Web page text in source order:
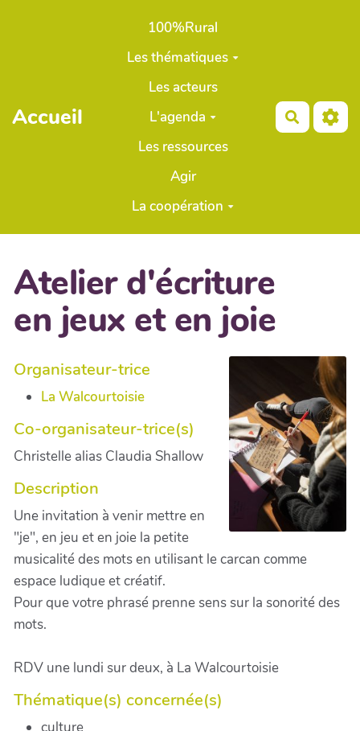
Aller au contenu principal
Accueil
100%Rural
Les thématiques
Les acteurs
L'agenda
Les ressources
Agir
La coopération
Atelier d'écriture
en jeux et en joie
Organisateur-trice
La Walcourtoisie
Co-organisateur-trice(s)
Christelle alias Claudia Shallow
Description
Une invitation à venir mettre en
"je", en jeu et en joie la petite
musicalité des mots en utilisant le carcan comme
espace ludique et créatif.
Pour que votre phrasé prenne sens sur la sonorité des
mots.
RDV une lundi sur deux, à La Walcourtoisie
Thématique(s) concernée(s)
culture